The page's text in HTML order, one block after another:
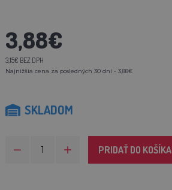
3,88€
3,15€ BEZ DPH
Najnižšia cena za posledných 30 dní - 3,88€
SKLADOM
PRIDAŤ DO KOŠÍKA